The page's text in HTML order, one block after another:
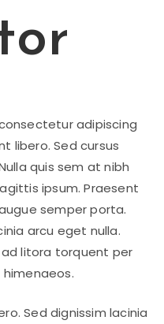
adipiscing
libero. Sed cursus
quis sem at nibh
ipsum. Praesent
semper porta.
arcu eget nulla.
litora torquent per
Sed dignissim lacinia